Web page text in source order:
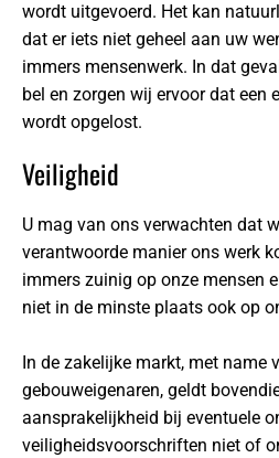
wordt uitgevoerd. Het kan
dat er iets niet geheel aan uw
immers mensenwerk. In dat
bel en zorgen wij ervoor dat een
wordt opgelost.
Veiligheid
U mag van ons verwachten dat
verantwoorde manier ons werk
immers zuinig op onze mensen
niet in de minste plaats ook op
In de zakelijke markt, met name
gebouweigenaren, geldt
aansprakelijkheid bij eventuele
veiligheidsvoorschriften niet of